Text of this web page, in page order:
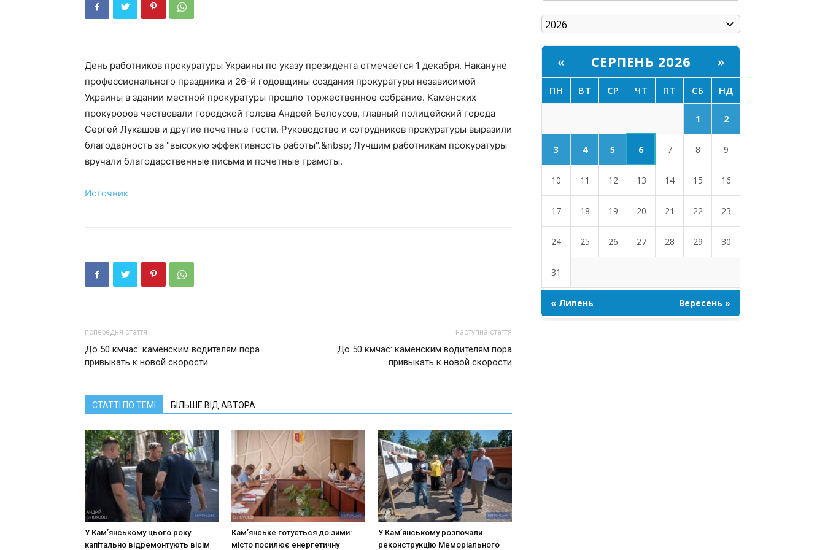
День работников прокуратуры Украины по указу президента отмечается 1 декабря. Накануне
профессионального праздника и 26-й годовщины создания прокуратуры независимой
Украины в здании местной прокуратуры прошло торжественное собрание. Каменских
прокуроров чествовали городской голова Андрей Белоусов, главный полицейский города
Сергей Лукашов и другие почетные гости. Руководство и сотрудников прокуратуры выразили
благодарность за "высокую эффективность работы".&nbsp; Лучшим работникам прокуратуры
вручали благодарственные письма и почетные грамоты.
Источник
попередня стаття
До 50 кмчас: каменским водителям пора
привыкать к новой скорости
наступна стаття
До 50 кмчас: каменским водителям пора
привыкать к новой скорости
СТАТТІ ПО ТЕМІ БІЛЬШЕ ВІД АВТОРА
У Кам’янському цього року
капітально відремонтують вісім
Кам’янське готується до зими:
місто посилює енергетичну
У Кам’янському розпочали
реконструкцію Меморіального
« СЕРПЕНЬ 2026 »
ПН ВТ СР ЧТ ПТ СБ НД
1 2
3 4 5 6 7 8 9
10 11 12 13 14 15 16
17 18 19 20 21 22 23
24 25 26 27 28 29 30
31
« Липень Вересень »